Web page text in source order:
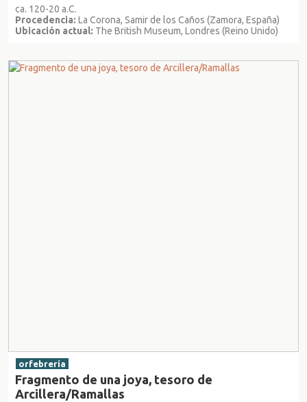
ca. 120-20 a.C.
Procedencia: La Corona, Samir de los Caños (Zamora, España)
Ubicación actual: The British Museum, Londres (Reino Unido)
orfebrería
Fragmento de una joya, tesoro de
Arcillera/Ramallas